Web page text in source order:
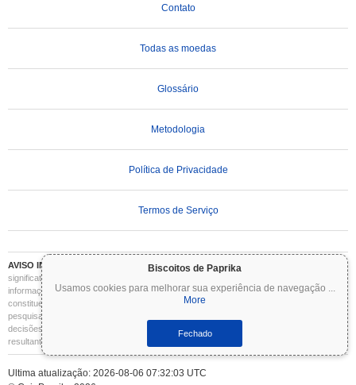
Biscoitos de Paprika
Usamos cookies para melhorar sua experiência de navegação ...
More
Fechado
Contato
Todas as moedas
Glossário
Metodologia
Política de Privacidade
Termos de Serviço
AVISO IMPORTANTE:
As criptomoedas são altamente voláteis e envolvem riscos
significativos. Você pode perder parte ou todo o seu investimento. Todas as
informações no Coinpaprika são fornecidas apenas para fins informativos e não
constituem aconselhamento financeiro ou de investimento. Sempre faça sua própria
pesquisa (DYOR) e consulte um consultor financeiro qualificado antes de tomar
decisões de investimento. O Coinpaprika não se responsabiliza por quaisquer perdas
resultantes do uso dessas informações.
Ultima atualização: 2026-08-06 07:32:03 UTC